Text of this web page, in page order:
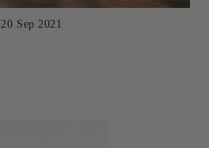
20 Sep 2021